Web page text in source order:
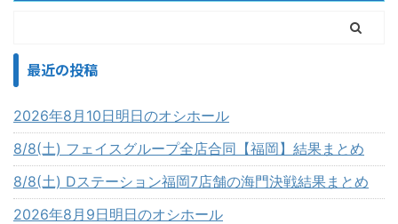
最近の投稿
2026年8月10日明日のオシホール
8/8(土) フェイスグループ全店合同【福岡】結果まとめ
8/8(土) Dステーション福岡7店舗の海門決戦結果まとめ
2026年8月9日明日のオシホール